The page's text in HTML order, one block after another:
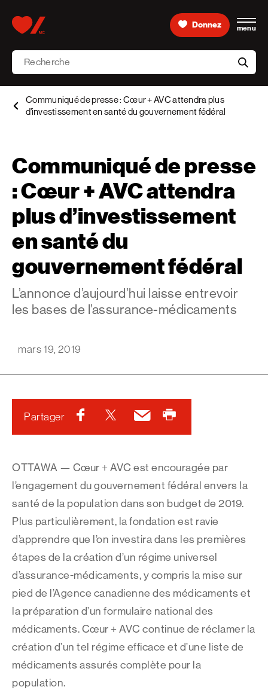
Donnez menu
Recherche
aria-
Communiqué de presse : Cœur + AVC attendra plus
d’investissement en santé du gouvernement fédéral
Communiqué de presse
: Cœur + AVC attendra
plus d’investissement
en santé du
gouvernement fédéral
L’annonce d’aujourd’hui laisse entrevoir
les bases de l’assurance-médicaments
mars 19, 2019
Partager Facebook
TwitterCourriel
OTTAWA — Cœur + AVC est encouragée par
l’engagement du gouvernement fédéral envers la
santé de la population dans son budget de 2019.
Plus particulièrement, la fondation est ravie
d’apprendre que l’on investira dans les premières
étapes de la création d’un régime universel
d’assurance-médicaments, y compris la mise sur
pied de l’Agence canadienne des médicaments et
la préparation d’un formulaire national des
médicaments. Cœur + AVC continue de réclamer la
création d’un tel régime efficace et d’une liste de
médicaments assurés complète pour la
population.